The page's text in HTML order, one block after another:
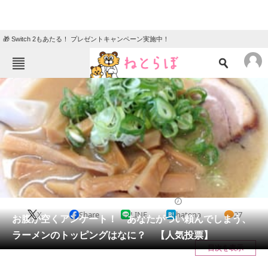
🎁 Switch 2もあたる！ プレゼントキャンペーン実施中！
ねとらぼメニュー
TOP ニュース
エンタメ クイズ
グルメ 地域
住まい 教育・育児
動物 リサーチ
会員記事
メディア
お腹が空くアンケート！ あなたがつい頼んでしまう、
ラーメンのトッピングはなに？ 【人気投票】
X Share LINE hatena 27
目次を表示